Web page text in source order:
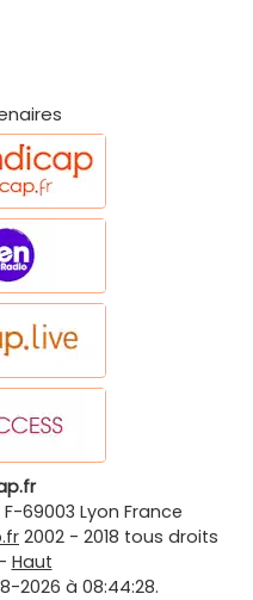
F-69003 Lyon France
2002 - 2018 tous droits
Haut
2026 à 08:44:28.